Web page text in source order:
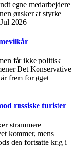
egne medarbejdere
ønsker at styrke
2026
får ikke politisk
Det Konservative
frem for øget
russiske turister
strammere
kommer, mens
den fortsatte krig i